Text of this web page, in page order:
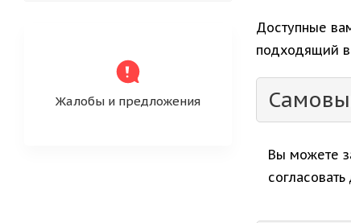
Доступные
подходящий
Вы можете
Жалобы и предложения